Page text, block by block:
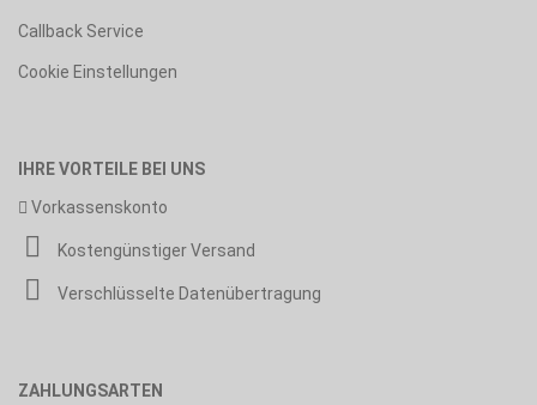
Callback Service
Cookie Einstellungen
IHRE VORTEILE BEI UNS
Vorkassenskonto
Kostengünstiger Versand
Verschlüsselte Datenübertragung
ZAHLUNGSARTEN